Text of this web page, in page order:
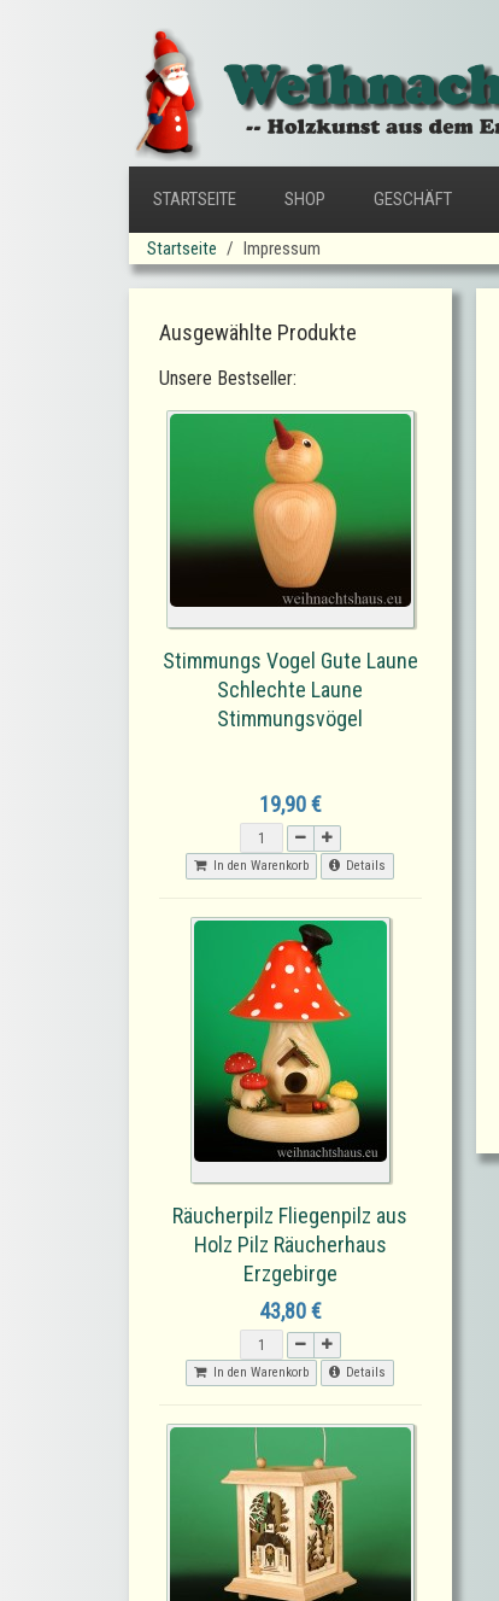
STARTSEITE SHOP GESCHÄFT
Startseite Impressum
Ausgewählte Produkte
Unsere Bestseller:
Stimmungs Vogel Gute Laune
Schlechte Laune
Stimmungsvögel
19,90 €
In den Warenkorb Details
Räucherpilz Fliegenpilz aus
Holz Pilz Räucherhaus
Erzgebirge
43,80 €
In den Warenkorb Details